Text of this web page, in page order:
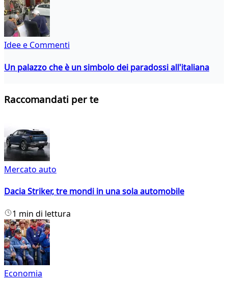
Idee e Commenti
Un palazzo che è un simbolo dei paradossi all'italiana
Raccomandati per te
Mercato auto
Dacia Striker, tre mondi in una sola automobile
1 min di lettura
Economia